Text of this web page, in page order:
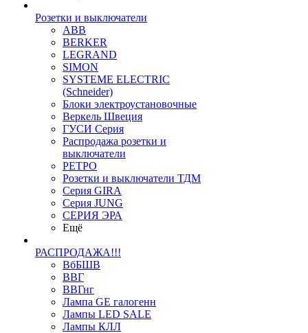
Розетки и выключатели
ABB
BERKER
LEGRAND
SIMON
SYSTEME ELECTRIC
(Schneider)
Блоки электроустановочные
Веркель Швеция
ГУСИ Серия
Распродажа розетки и
выключатели
РЕТРО
Розетки и выключатели ТДМ
Серия GIRA
Серия JUNG
СЕРИЯ ЭРА
Ещё
РАСПРОДАЖА!!!
ВбБШВ
ВВГ
ВВГнг
Лампа GE галогенн
Лампы LED SALE
Лампы КЛЛ